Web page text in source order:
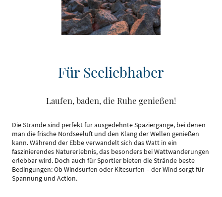
Für Seeliebhaber
Laufen, baden, die Ruhe genießen!
Die Strände sind perfekt für ausgedehnte Spaziergänge, bei denen
man die frische Nordseeluft und den Klang der Wellen genießen
kann. Während der Ebbe verwandelt sich das Watt in ein
faszinierendes Naturerlebnis, das besonders bei Wattwanderungen
erlebbar wird. Doch auch für Sportler bieten die Strände beste
Bedingungen: Ob Windsurfen oder Kitesurfen – der Wind sorgt für
Spannung und Action.